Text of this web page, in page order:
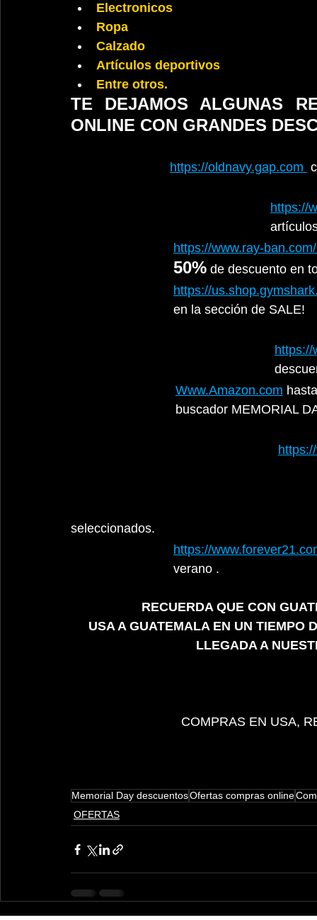
Electronicos
Ropa
Calzado
Artículos deportivos
Entre otros.
TE DEJAMOS ALGUNAS
ONLINE CON GRANDES
https://oldnavy.gap.com
https://
https://www.ray-
50% de descuento en
https://
en la sección de SALE!
Www.Amazon.com
buscador MEMORIAL
seleccionados.
https://
verano .
RECUERDA QUE CON
USA A GUATEMALA EN UN TIEMPO
LLEGADA A
COMPRAS EN USA,
Memorial Day descuentosOfertas compras online
OFERTAS